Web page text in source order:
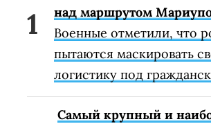
над маршрутом
Военные отметили, что
пытаются маскировать
логистику под
Самый крупный и